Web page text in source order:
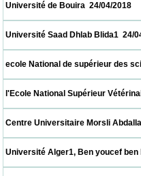
Université de Bouira
Université Saad Dhlab
ecole National de supérieur
l'Ecole National Supérieur
Centre Universitaire Morsli
Université Alger1, Ben